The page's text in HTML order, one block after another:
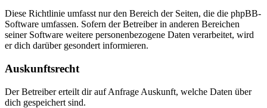
Diese Richtlinie umfasst nur den Bereich der Seiten, die die phpBB-
Software umfassen. Sofern der Betreiber in anderen Bereichen
seiner Software weitere personenbezogene Daten verarbeitet, wird
er dich darüber gesondert informieren.
Auskunftsrecht
Der Betreiber erteilt dir auf Anfrage Auskunft, welche Daten über
dich gespeichert sind.